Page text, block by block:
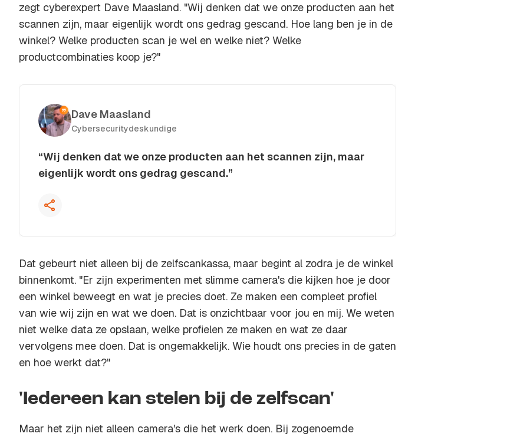
zegt cyberexpert Dave Maasland. "Wij denken dat we onze producten aan het
scannen zijn, maar eigenlijk wordt ons gedrag gescand. Hoe lang ben je in de
winkel? Welke producten scan je wel en welke niet? Welke
productcombinaties koop je?"
Dave Maasland
Cybersecuritydeskundige
“Wij denken dat we onze producten aan het scannen zijn, maar
eigenlijk wordt ons gedrag gescand.”
Kopieer quote
Dat gebeurt niet alleen bij de zelfscankassa, maar begint al zodra je de winkel
binnenkomt. "Er zijn experimenten met slimme camera's die kijken hoe je door
een winkel beweegt en wat je precies doet. Ze maken een compleet profiel
van wie wij zijn en wat we doen. Dat is onzichtbaar voor jou en mij. We weten
niet welke data ze opslaan, welke profielen ze maken en wat ze daar
vervolgens mee doen. Dat is ongemakkelijk. Wie houdt ons precies in de gaten
en hoe werkt dat?"
'Iedereen kan stelen bij de zelfscan'
Maar het zijn niet alleen camera's die het werk doen. Bij zogenoemde